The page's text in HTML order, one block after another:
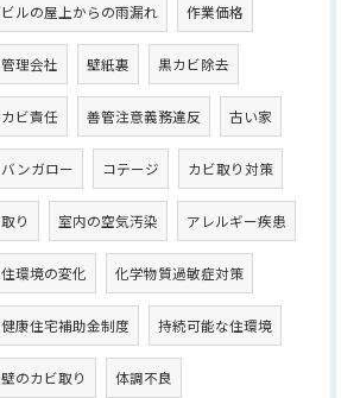
ビルの屋上からの雨漏れ 作業価格
管理会社 壁紙裏 黒カビ除去
カビ責任 善管注意義務違反 古い家
バンガロー コテージ カビ取り対策
取り 室内の空気汚染 アレルギー疾患
住環境の変化 化学物質過敏症対策
健康住宅補助金制度 持続可能な住環境
壁のカビ取り 体調不良